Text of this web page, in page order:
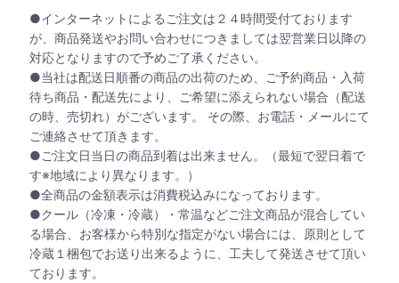
●インターネットによるご注文は２４時間受付ております
が、商品発送やお問い合わせにつきましては翌営業日以降の
対応となりますので予めご了承ください。
●当社は配送日順番の商品の出荷のため、ご予約商品・入荷
待ち商品・配送先により、ご希望に添えられない場合（配送
の時、売切れ）がございます。 その際、お電話・メールにて
ご連絡させて頂きます。
●ご注文日当日の商品到着は出来ません。（最短で翌日着で
す※地域により異なります。）
●全商品の金額表示は消費税込みになっております。
●クール（冷凍・冷蔵）・常温などご注文商品が混合してい
る場合、お客様から特別な指定がない場合には、原則として
冷蔵１梱包でお送り出来るように、工夫して発送させて頂い
ております。